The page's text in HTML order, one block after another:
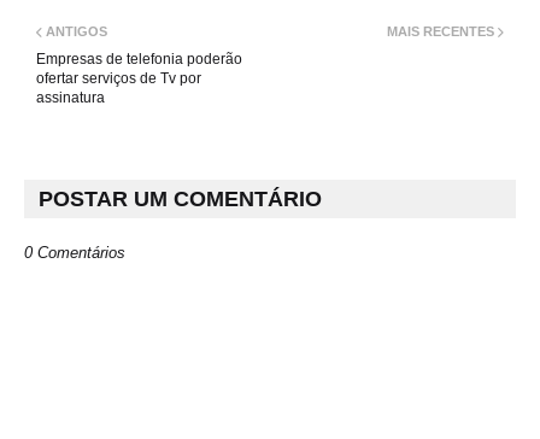
MAIS RECENTES
ANTIGOS
Empresas de telefonia poderão
ofertar serviços de Tv por
assinatura
POSTAR UM COMENTÁRIO
0 Comentários